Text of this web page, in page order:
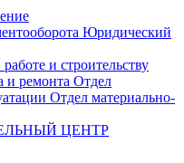
Юридический
и строительству
и ремонта Отдел
Отдел материально-
ЦЕНТР